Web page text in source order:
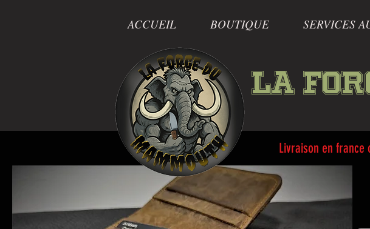
ACCUEIL BOUTIQUE SERVICES
La
Livraison en